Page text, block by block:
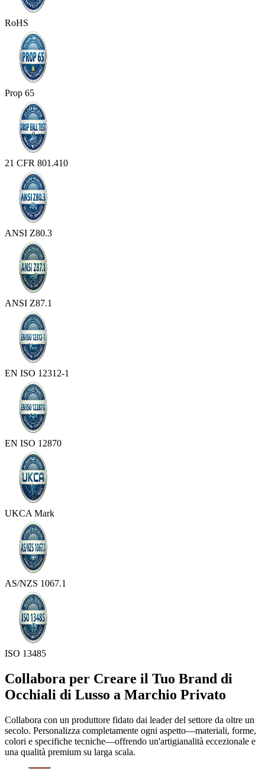
RoHS
Prop 65
21 CFR 801.410
ANSI Z80.3
ANSI Z87.1
EN ISO 12312-1
EN ISO 12870
UKCA Mark
AS/NZS 1067.1
ISO 13485
Collabora per Creare il Tuo Brand di
Occhiali di Lusso a Marchio Privato
Collabora con un produttore fidato dai leader del settore da oltre un
secolo. Personalizza completamente ogni aspetto—materiali, forme,
colori e specifiche tecniche—offrendo un'artigianalità eccezionale e
una qualità premium su larga scala.